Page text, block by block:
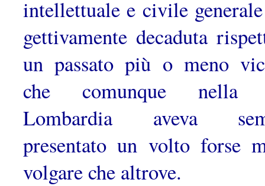
intellettuale e civile
gettivamente decaduta
un passato più o meno
che comun­que nella
Lombardia aveva
presentato un volto forse
vol­gare che altrove.